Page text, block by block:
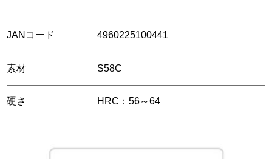
JANコード 4960225100441
素材 S58C
硬さ HRC：56～64